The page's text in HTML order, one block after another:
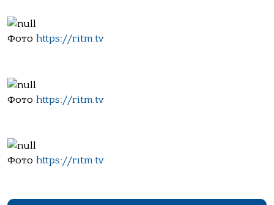
Фото https://ritm.tv
Фото https://ritm.tv
Фото https://ritm.tv